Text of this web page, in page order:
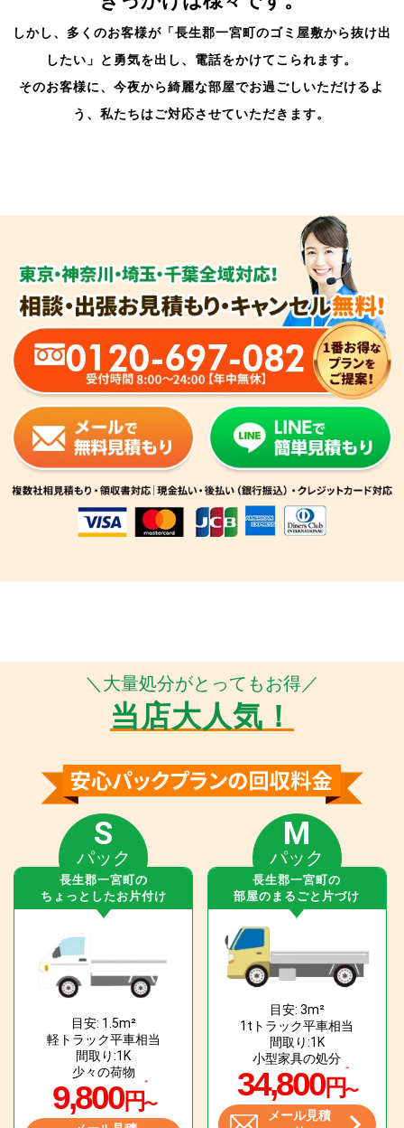
しかし、多くのお客様が「長生郡一宮町のゴミ屋敷から抜け出
したい」と勇気を出し、電話をかけてこられます。
そのお客様に、今夜から綺麗な部屋でお過ごしいただけるよ
う、私たちはご対応させていただきます。
0120-697-082
＼大量処分がとってもお得／
当店大人気！
S
パック
長生郡一宮町の
ちょっとしたお片付け
目安: 1.5m²
軽トラック平車相当
間取り:1K
少々の荷物
9,800円〜
M
パック
長生郡一宮町の
部屋のまるごと片づけ
目安: 3m²
1tトラック平車相当
間取り:1K
小型家具の処分
34,800円〜
メール見積